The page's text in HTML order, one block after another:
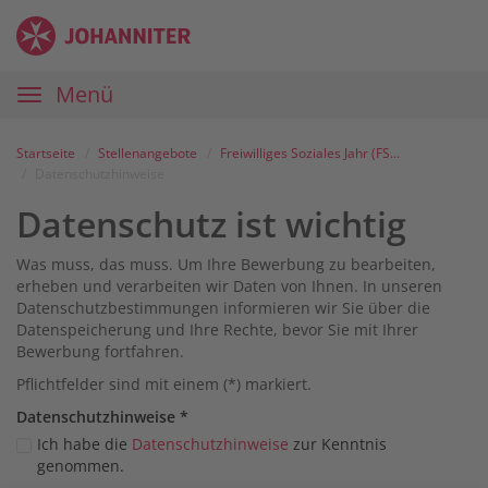
Zum
Inhalt
Anmelden
Zur
Navigation
Zur
Startseite
Karriereportal
Johanniter
Hauptnavigation
Menü
Startseite Stellenangebote
Freiwilliges Soziales Jahr (FSJ/BFD) Erste-Hilfe-/Schulsanitätsdienst-Ausbildung Kiel
Datenschutz ist wichtig
Was muss, das muss. Um Ihre Bewerbung zu bearbeiten,
erheben und verarbeiten wir Daten von Ihnen. In unseren
Datenschutzbestimmungen informieren wir Sie über die
Datenspeicherung und Ihre Rechte, bevor Sie mit Ihrer
Bewerbung fortfahren.
Pflichtfelder sind mit einem (*) markiert.
Datenschutz­hinweise *
Ich habe die Datenschutzhinweise zur Kenntnis
genommen.